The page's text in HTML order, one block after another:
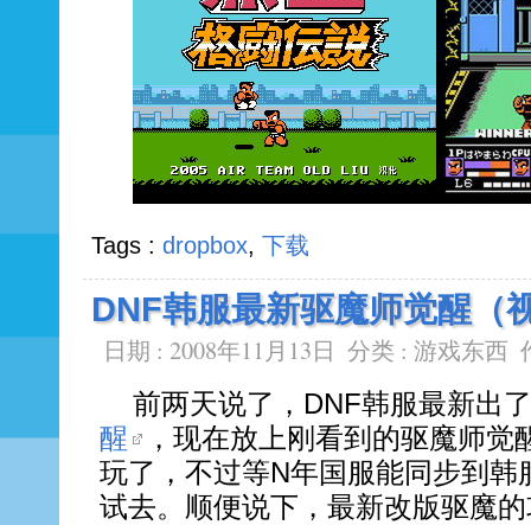
Tags : dropbox, 下载
DNF韩服最新驱魔师觉醒（
日期 : 2008年11月13日 分类 : 游戏东西
前两天说了，DNF韩服最新出了
醒
，现在放上刚看到的驱魔师
玩了，不过等N年国服能同步到韩
试去。顺便说下，最新改版驱魔